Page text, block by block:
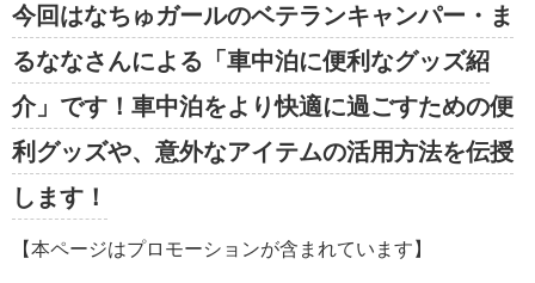
今回はなちゅガールのベテランキャンパー・ま
るななさんによる「車中泊に便利なグッズ紹
介」です！車中泊をより快適に過ごすための便
利グッズや、意外なアイテムの活用方法を伝授
します！
【本ページはプロモーションが含まれています】